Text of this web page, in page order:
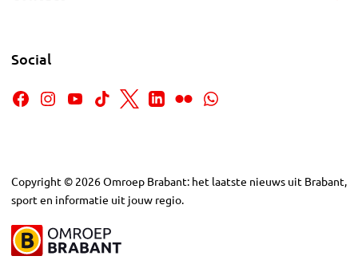
Social
Copyright © 2026Omroep Brabant: het laatste nieuws uit Brabant,
sport en informatie uit jouw regio.